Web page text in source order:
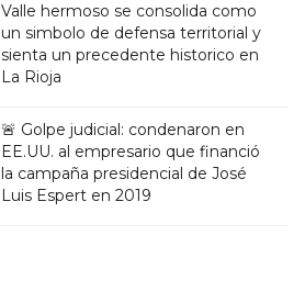
Valle hermoso se consolida como
un simbolo de defensa territorial y
sienta un precedente historico en
La Rioja
🚨 Golpe judicial: condenaron en
EE.UU. al empresario que financió
la campaña presidencial de José
Luis Espert en 2019